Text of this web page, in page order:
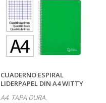
CUADERNO ESPIRAL
LIDERPAPEL DIN A4 WITTY
A4. TAPA DURA.